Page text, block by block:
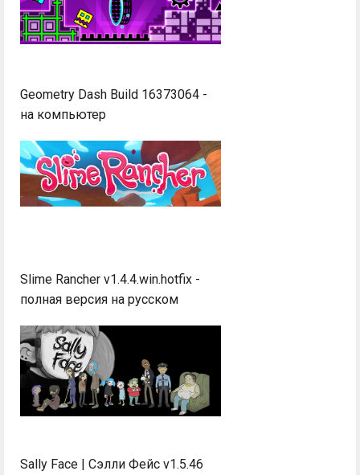
Geometry Dash Build 16373064 -
на компьютер
Slime Rancher v1.4.4.win.hotfix -
полная версия на русском
Sally Face | Сэлли Фейс v1.5.46